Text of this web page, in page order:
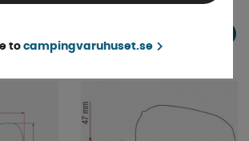
to campingvaruhuset.se